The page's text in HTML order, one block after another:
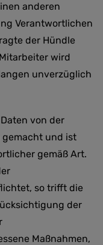
anderen
Verantwortlichen
der Hündle
wird
unverzüglich
von der
gemacht und ist
gemäß Art.
so trifft die
der
Maßnahmen,